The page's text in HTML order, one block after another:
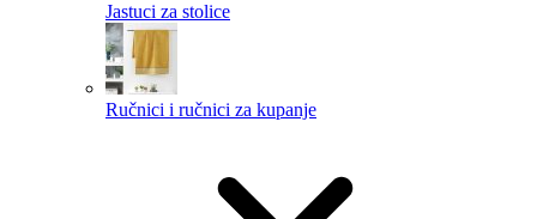
Jastuci za stolice
Ručnici i ručnici za kupanje